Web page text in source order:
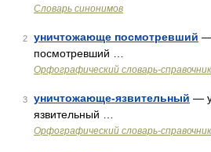
Словарь синонимов
2 уничтожающе посмотревший —
посмотревший …
Орфографический словарь-справочник
3 уничтожающе-язвительный —
язвительный …
Орфографический словарь-справочник